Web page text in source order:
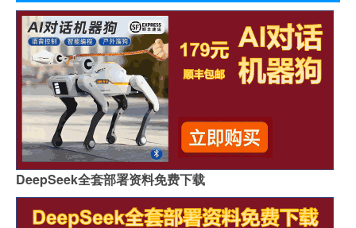
DeepSeek全套部署资料免费下载